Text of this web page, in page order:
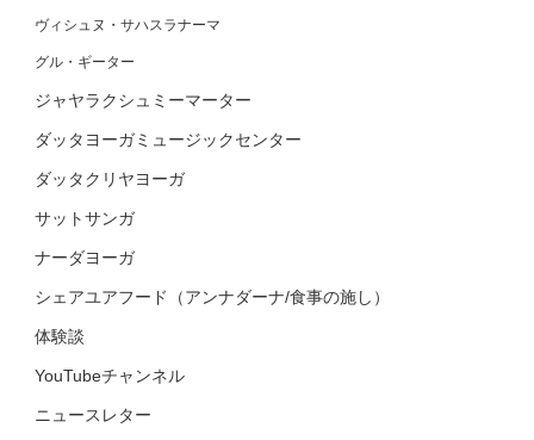
ヴィシュヌ・サハスラナーマ
グル・ギーター
ジャヤラクシュミーマーター
ダッタヨーガミュージックセンター
ダッタクリヤヨーガ
サットサンガ
ナーダヨーガ
シェアユアフード（アンナダーナ/食事の施し）
体験談
YouTubeチャンネル
ニュースレター